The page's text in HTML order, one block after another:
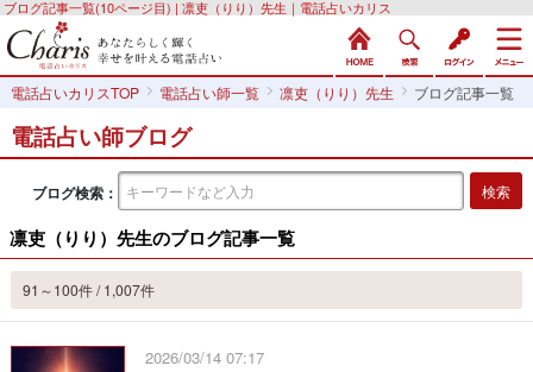
ブログ記事一覧(10ページ目) | 凛吏（りり）先生｜電話占いカリス
電話占いカリスTOP 電話占い師一覧 凛吏（りり）先生 ブログ記事一覧
電話占い師ブログ
ブログ検索：
凛吏（りり）先生のブログ記事一覧
91～100件 / 1,007件
2026/03/14 07:17